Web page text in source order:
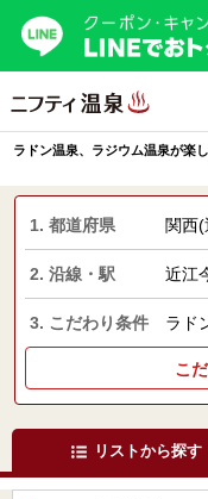
ラドン温泉、ラジウム温泉が楽
1. 都道府県 関西
2. 沿線・駅 近江
3. こだわり条件 ラド
こ
リストから探す